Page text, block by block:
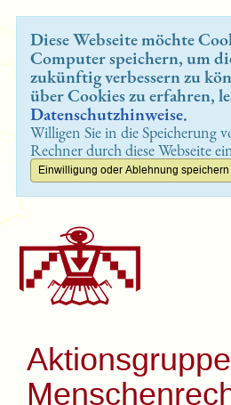
Diese Webseite möchte
Computer speichern, um
zukünftig verbessern zu
über Cookies zu erfahren,
Datenschutzhinweise.
Willigen Sie in die Speicherung
Rechner durch diese Webseite